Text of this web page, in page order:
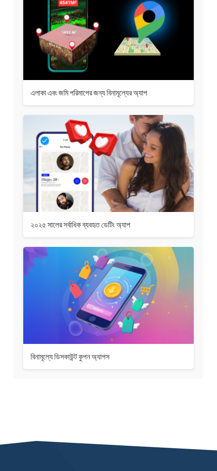
এলাকা এবং জমি পরিমাপের জন্য বিনামূল্যের অ্যাপ
২০২৫ সালের সর্বাধিক ব্যবহৃত ডেটিং অ্যাপ
বিনামূল্যে ডিসকাউন্ট কুপন অ্যাপস